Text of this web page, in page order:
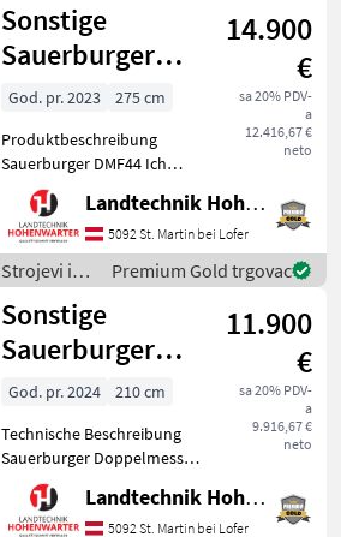
Sonstige
Sauerburger
DMF 44/2750
(15918)
14.900
€
sa 20% PDV-
a
12.416,67 €
neto
God. pr. 2023
275 cm
Produktbeschreibung
Sauerburger DMF44 Ich
freue mich, Ihnen im
Maschinenzentrum St.
Martin das Sauerburger
DMF44 Doppelmesser-
Frontmähwerk ausführlich
vorzustellen
Landtechnik Hohenwarter GmbH
5092 St. Martin bei Lofer
Strojevi i
oprema za
travu i
baliranje /
Sonstige
Premium Gold trgovac
Sonstige
Sauerburger
DMF40 (22069)
11.900
€
sa 20% PDV-
a
9.916,67 €
neto
God. pr. 2024
210 cm
Technische Beschreibung
Sauerburger Doppelmesser.
Ich freue mich, Ihnen im
Maschinenzentrum St.
Martin die Sauerburger
Landtechnik Hohenwarter GmbH
5092 St. Martin bei Lofer